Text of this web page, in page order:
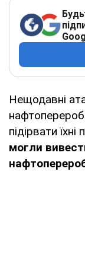
Нещодавні
підірвати
могли